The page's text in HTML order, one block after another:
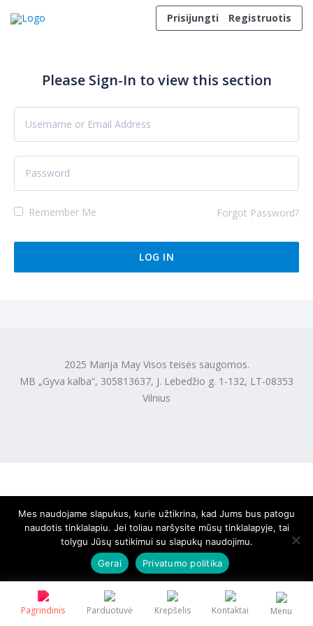
Prisijungti
Registruotis
Pagrindinis Parduotuvė Krepšelis Kontaktai Menu
Please Sign-In to view this section
Remember Me Forgot Password?
2025 Marija May Visos teisės saugomos.
MB „Gyva kalba“, 305813637, J. Lebedžio g. 1-132, LT-08353
Vilnius
Mes naudojame slapukus, kurie užtikrina, kad Jums bus patogu
naudotis tinklalapiu. Jei toliau naršysite mūsų tinklalapyje, tai
tolygu Jūsų sutikimui su slapukų naudojimu.
Gerai
Privatumo politika